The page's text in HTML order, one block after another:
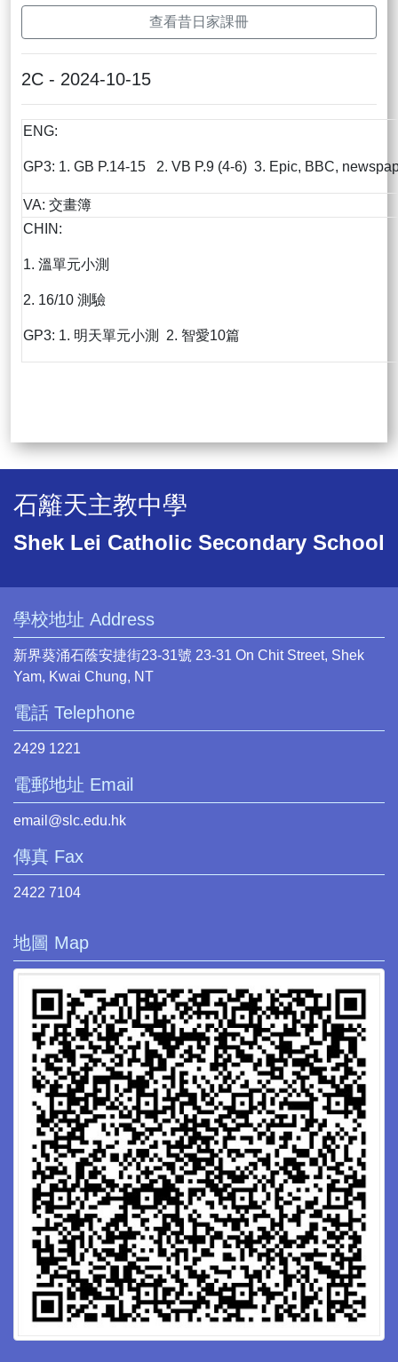
查看昔日家課冊
2C - 2024-10-15
ENG:
GP3: 1. GB P.14-15 2. VB P.9 (4-6) 3. Epic, BBC,
VA: 交畫簿
CHIN:
1. 溫單元小測
2. 16/10 測驗
GP3: 1. 明天單元小測 2. 智愛10篇
石籬天主教中學
Shek Lei Catholic Secondary School
學校地址 Address
新界葵涌石蔭安捷街23-31號 23-31 On Chit Street, Shek
Yam, Kwai Chung, NT
電話 Telephone
2429 1221
電郵地址 Email
email@slc.edu.hk
傳真 Fax
2422 7104
地圖 Map